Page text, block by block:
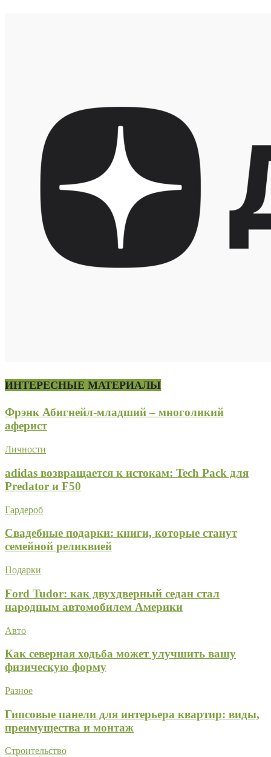
ИНТЕРЕСНЫЕ МАТЕРИАЛЫ
Фрэнк Абигнейл-младший – многоликий
аферист
Личности
adidas возвращается к истокам: Tech Pack для
Predator и F50
Гардероб
Свадебные подарки: книги, которые станут
семейной реликвией
Подарки
Ford Tudor: как двухдверный седан стал
народным автомобилем Америки
Авто
Как северная ходьба может улучшить вашу
физическую форму
Разное
Гипсовые панели для интерьера квартир: виды,
преимущества и монтаж
Строительство